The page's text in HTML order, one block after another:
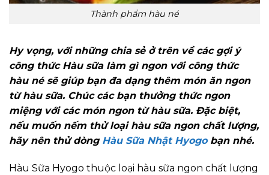
Thành phẩm hàu né
Hy vọng, với những chia sẻ ở trên về các gợi ý
công thức Hàu sữa làm gì ngon với công thức
hàu né sẽ giúp bạn đa dạng thêm món ăn ngon
từ hàu sữa. Chúc các bạn thưởng thức ngon
miệng với các món ngon từ hàu sữa. Đặc biệt,
nếu muốn nếm thử loại hàu sữa ngon chất lượng,
hãy nên thử dòng Hàu Sữa Nhật Hyogobạn nhé.
Hàu Sữa Hyogo thuộc loại hàu sữa ngon chất lượng